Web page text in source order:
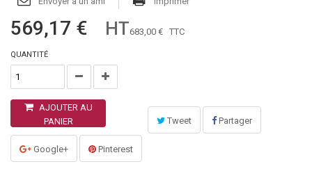
569,17 € HT683,00 € TTC
QUANTITÉ
AJOUTER AU
PANIER
Tweet Partager
Google+ Pinterest